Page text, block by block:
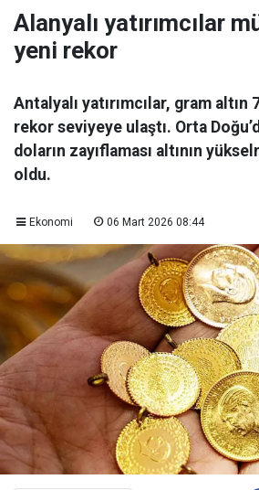
Alanyalı yatırımcılar
yeni rekor
Antalyalı yatırımcılar, gram altın
rekor seviyeye ulaştı. Orta
doların zayıflaması altının
oldu.
Ekonomi 06 Mart 2026 08:44